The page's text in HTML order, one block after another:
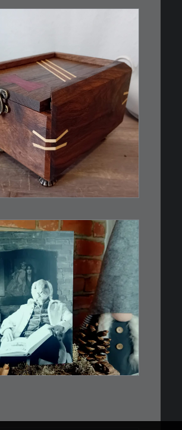
simple Schatulle
Auflage. Original:
von 35mm…